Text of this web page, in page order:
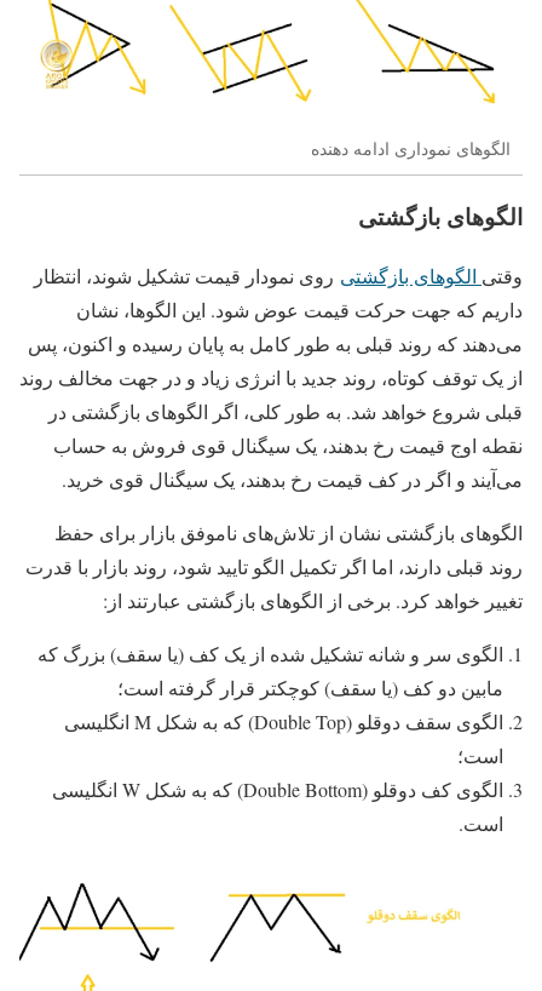
الگوهای نموداری ادامه دهنده
الگوهای بازگشتی
وقتی الگوهای بازگشتی روی نمودار قیمت تشکیل شوند، انتظار
داریم که جهت حرکت قیمت عوض شود. این الگوها، نشان
می‌دهند که روند قبلی به طور کامل به پایان رسیده و اکنون، پس
از یک توقف کوتاه، روند جدید با انرژی زیاد و در جهت مخالف روند
قبلی شروع خواهد شد. به طور کلی، اگر الگوهای بازگشتی در
نقطه اوج قیمت رخ بدهند، یک سیگنال قوی فروش به حساب
می‌آیند و اگر در کف قیمت رخ بدهند، یک سیگنال قوی خرید.
الگوهای بازگشتی نشان از تلاش‌های ناموفق بازار برای حفظ
روند قبلی دارند، اما اگر تکمیل الگو تایید شود، روند بازار با قدرت
تغییر خواهد کرد. برخی از الگوهای بازگشتی عبارتند از:
الگوی سر و شانه تشکیل شده از یک کف (یا سقف) بزرگ که
مابین دو کف (یا سقف) کوچکتر قرار گرفته است؛
الگوی سقف دوقلو (Double Top) که به شکل M انگلیسی
است؛
الگوی کف دوقلو (Double Bottom) که به شکل W انگلیسی
است.